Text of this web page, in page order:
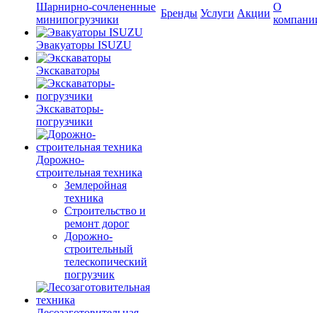
Шарнирно-сочлененные
минипогрузчики
Эвакуаторы ISUZU
Экскаваторы
Экскаваторы-
погрузчики
Дорожно-
строительная техника
Землеройная
техника
Строительство и
ремонт дорог
Дорожно-
строительный
телескопический
погрузчик
Бренды Услуги Акции
О